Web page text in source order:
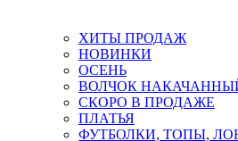
ХИТЫ ПРОДАЖ
НОВИНКИ
ОСЕНЬ
ВОЛЧОК
СКОРО В ПРОДАЖЕ
ПЛАТЬЯ
ФУТБОЛКИ, ТОПЫ,